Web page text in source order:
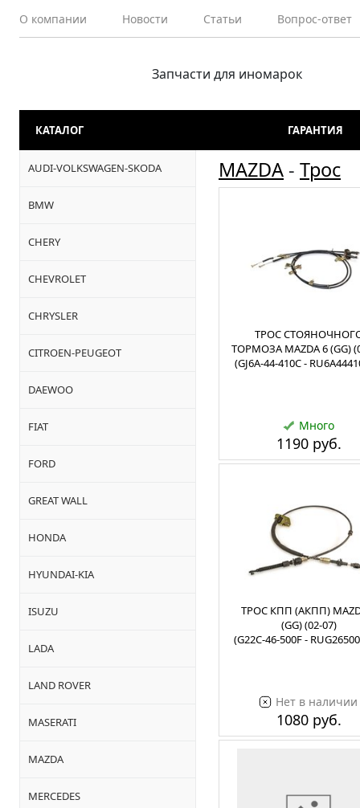
О компании Новости Статьи Вопрос-ответ
Запчасти для иномарок
КАТАЛОГ ГАРАНТИЯ
AUDI-VOLKSWAGEN-SKODA
BMW
CHERY
CHEVROLET
CHRYSLER
CITROEN-PEUGEOT
DAEWOO
FIAT
FORD
GREAT WALL
HONDA
HYUNDAI-KIA
ISUZU
LADA
LAND ROVER
MASERATI
MAZDA
MERCEDES
MAZDA - Трос
ТРОС
ТОРМОЗА MAZDA 6 (GG)
(GJ6A-44-410C -
Много
1190 руб.
ТРОС КПП (АКПП)
(GG) (02-07)
(G22C-46-500F -
Нет в наличии
1080 руб.